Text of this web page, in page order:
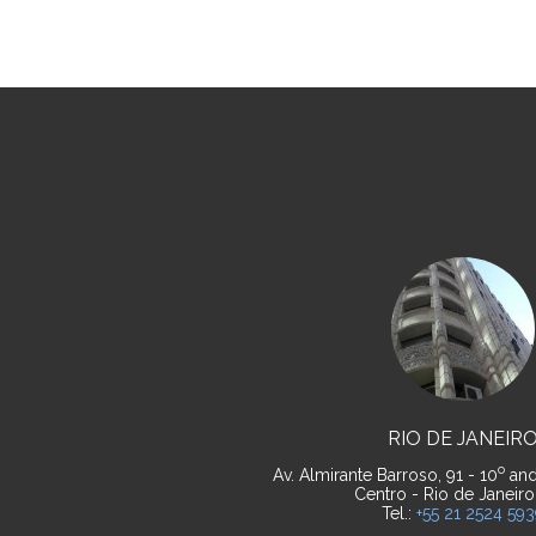
RIO DE JANEIRO
Av. Almirante Barroso, 91 - 10o
Centro - Rio de
Tel.: +55 21 2524